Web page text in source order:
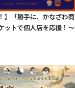
】「勝手に、かなざわ商
ットで個人店を応援！〜